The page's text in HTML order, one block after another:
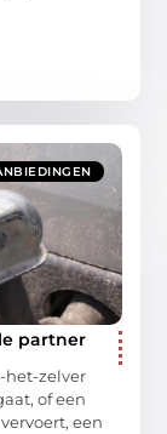
partner
het-zelver
of een
een